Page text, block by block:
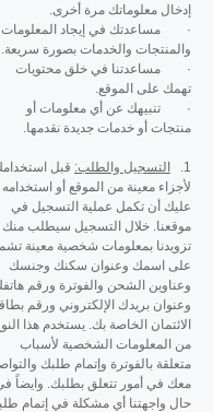
إدخال معلوماتك مرة أخرى.
· مساعدتك في إيجاد المعلومات
والمنتجات والخدمات بصورة سريعة.
· مساعدتنا في خلق محتويات
تهمك على الموقع.
· تنبيهك عن أي معلومات أو
منتجات أو خدمات جديدة نقدمها.
1. التسجيل والطلب: قبل
لأجزاء معينة من الموقع أو استخدامه
عليك أن تكمل عملية التسجيل في
موقعنا. خلال التسجيل سيطلب منك
تزويدنا بمعلومات شخصية معينة
على اسمك وعنوان سكنك وجنسك
وعناوين الشحن والفوترة ورقم
وعنوان بريدك الإلكتروني ورقم
الائتمان الخاصة بك. يستخدم هذا
من المعلومات الشخصية لأسباب
متعلقة بالفوترة وإتمام طلبك
معك في أمور تتعلق بطلبك. وايضاً
حال واجهتنا أي مشكلة في إتمام